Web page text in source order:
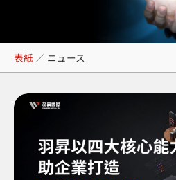
ニュース
表紙 ／ ニュース